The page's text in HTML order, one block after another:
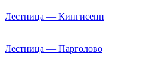
Лестница — Кингисепп
Лестница — Парголово